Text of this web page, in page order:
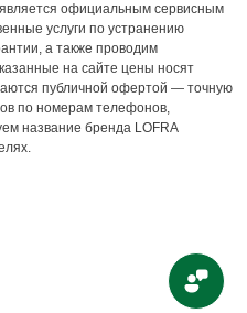
официальным сервисным
услуги по устранению
а также проводим
на сайте цены носят
публичной офертой — точную
по номерам телефонов,
название бренда LOFRA